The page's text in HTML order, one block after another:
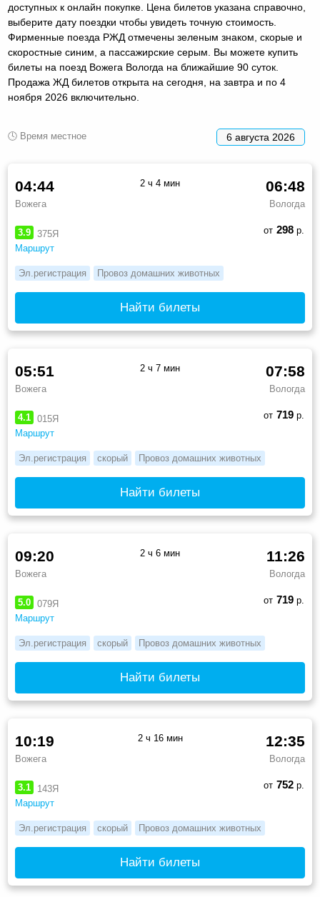
доступных к онлайн покупке. Цена билетов указана справочно,
выберите дату поездки чтобы увидеть точную стоимость.
Фирменные поезда РЖД отмечены зеленым знаком, скорые и
скоростные синим, а пассажирские серым. Вы можете купить
билеты на поезд Вожега Вологда на ближайшие 90 суток.
Продажа ЖД билетов открыта на сегодня, на завтра и по 4
ноября 2026 включительно.
🕓 Время местное 6 августа 2026
3.9
375Я
Маршрут
04:44
Вожега
06:48
Вологда
2 ч 4 мин
от 298р.
Эл.регистрация Провоз домашних животных
Найти билеты
4.1
015Я
Маршрут
05:51
Вожега
07:58
Вологда
2 ч 7 мин
от 719р.
Эл.регистрация скорый Провоз домашних животных
Найти билеты
5.0
079Я
Маршрут
09:20
Вожега
11:26
Вологда
2 ч 6 мин
от 719р.
Эл.регистрация скорый Провоз домашних животных
Найти билеты
3.1
143Я
Маршрут
10:19
Вожега
12:35
Вологда
2 ч 16 мин
от 752р.
Эл.регистрация скорый Провоз домашних животных
Найти билеты